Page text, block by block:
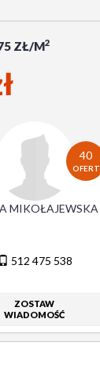
ZŁ/M2
40
OFERT
MIKOŁAJEWSKA
512 475 538
ZOSTAW
WIADOMOŚĆ